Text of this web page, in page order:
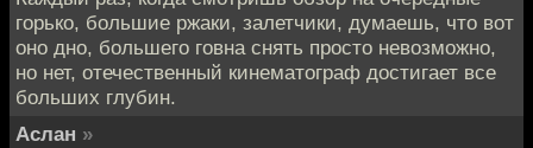
горько, большие ржаки, залетчики, думаешь, что вот
оно дно, большего говна снять просто невозможно,
но нет, отечественный кинематограф достигает все
больших глубин.
Аслан »